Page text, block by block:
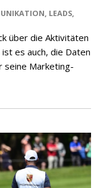
, LEADS,
über die Aktivitäten
es auch, die Daten
seine Marketing-